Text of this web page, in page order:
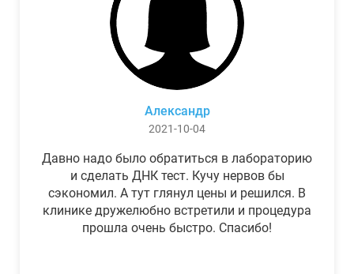
Александр
2021-10-04
Давно надо было обратиться в лабораторию
и сделать ДНК тест. Кучу нервов бы
сэкономил. А тут глянул цены и решился. В
клинике дружелюбно встретили и процедура
прошла очень быстро. Спасибо!